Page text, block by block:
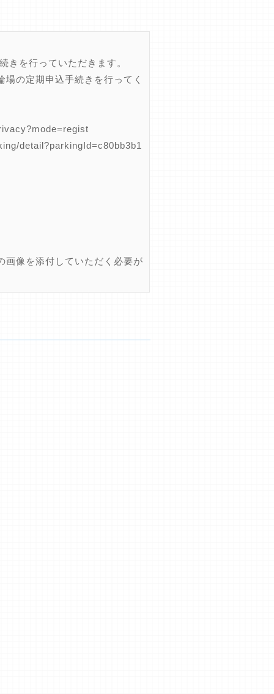
きを行っていただきます。
の定期申込手続きを行ってく
detail?parkingId=c80bb3b1
画像を添付していただく必要が